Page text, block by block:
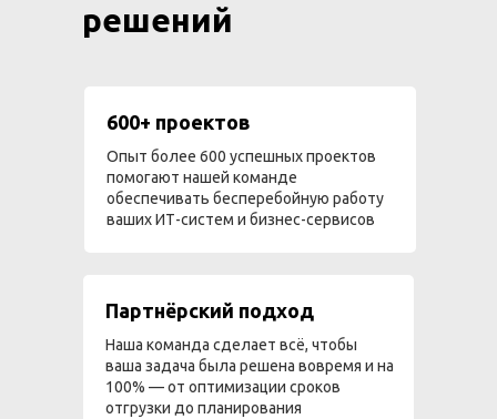
решений
600+ проектов
Опыт более 600 успешных проектов
помогают нашей команде
обеспечивать бесперебойную работу
ваших ИТ-систем и бизнес-сервисов
Партнёрский подход
Наша команда сделает всё, чтобы
ваша задача была решена вовремя и на
100% — от оптимизации сроков
отгрузки до планирования